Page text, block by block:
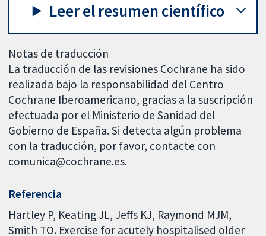
Leer el resumen científico
Notas de traducción
La traducción de las revisiones Cochrane ha sido
realizada bajo la responsabilidad del Centro
Cochrane Iberoamericano, gracias a la suscripción
efectuada por el Ministerio de Sanidad del
Gobierno de España. Si detecta algún problema
con la traducción, por favor, contacte con
comunica@cochrane.es.
Referencia
Hartley P, Keating JL, Jeffs KJ, Raymond MJM,
Smith TO. Exercise for acutely hospitalised older